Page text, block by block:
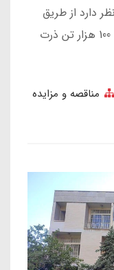
دارد از طریق
برگزاری یک مناقصه عمومی برای خرید 100 هزار تن ذرت
مناقصه و مزایده